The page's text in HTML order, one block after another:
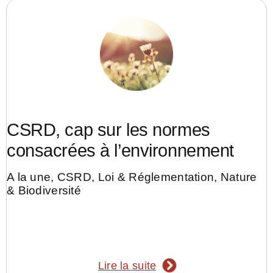
CSRD, cap sur les normes
consacrées à l’environnement
A la une, CSRD, Loi & Réglementation, Nature
& Biodiversité
Lire la suite